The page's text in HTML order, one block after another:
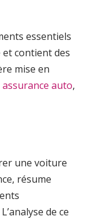
essentiels
et contient des
mise en
assurance auto,
une voiture
résume
de ce